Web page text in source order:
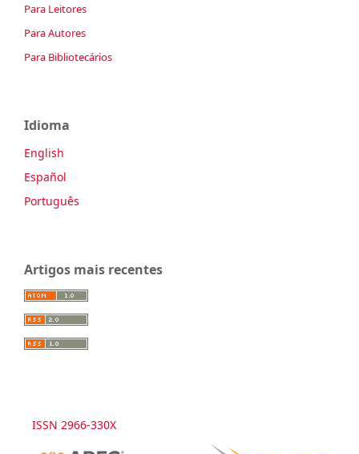
Para Leitores
Para Autores
Para Bibliotecários
Idioma
English
Español
Português
Artigos mais recentes
ISSN 2966-330X